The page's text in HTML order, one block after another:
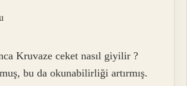
Kruvaze ceket nasıl giyilir ?
bu da okunabilirliği artırmış.